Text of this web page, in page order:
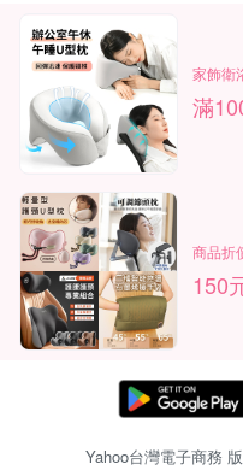
家飾衛
滿
商品折
150
Yahoo台灣電子商務